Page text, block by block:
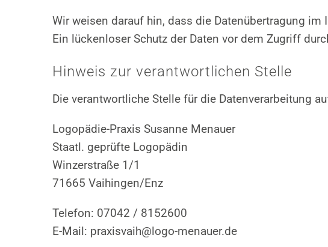
Wir weisen darauf hin, dass die Datenübertragung
Ein lückenloser Schutz der Daten vor dem Zugriff
Hinweis zur verantwortlichen Stelle
Die verantwortliche Stelle für die Datenverarbeitung
Logopädie-Praxis Susanne Menauer
Staatl. geprüfte Logopädin
Winzerstraße 1/1
71665 Vaihingen/Enz
Telefon: 07042 / 8152600
E-Mail: praxisvaih@logo-menauer.de